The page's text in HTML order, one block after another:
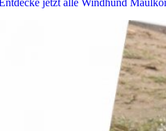
jetzt alle Windhund